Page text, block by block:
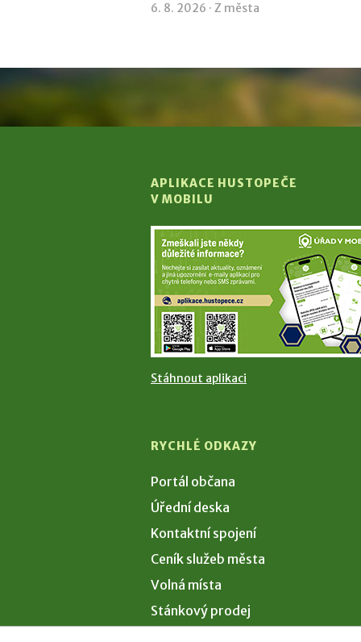
6. 8. 2026 · Z města
APLIKACE HUSTOPEČE
V MOBILU
Stáhnout aplikaci
RYCHLÉ ODKAZY
Portál občana
Úřední deska
Kontaktní spojení
Ceník služeb města
Volná místa
Stánkový prodej